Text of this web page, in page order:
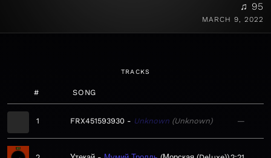
♫ 95
MARCH 9, 2022
TRACKS
# SONG
1 FRX451593930 Unknown Unknown —